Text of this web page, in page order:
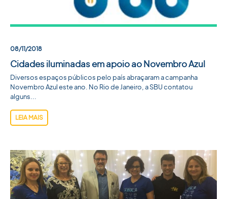
08/11/2018
Cidades iluminadas em apoio ao Novembro Azul
Diversos espaços públicos pelo país abraçaram a campanha
Novembro Azul este ano. No Rio de Janeiro, a SBU contatou
alguns...
LEIA MAIS